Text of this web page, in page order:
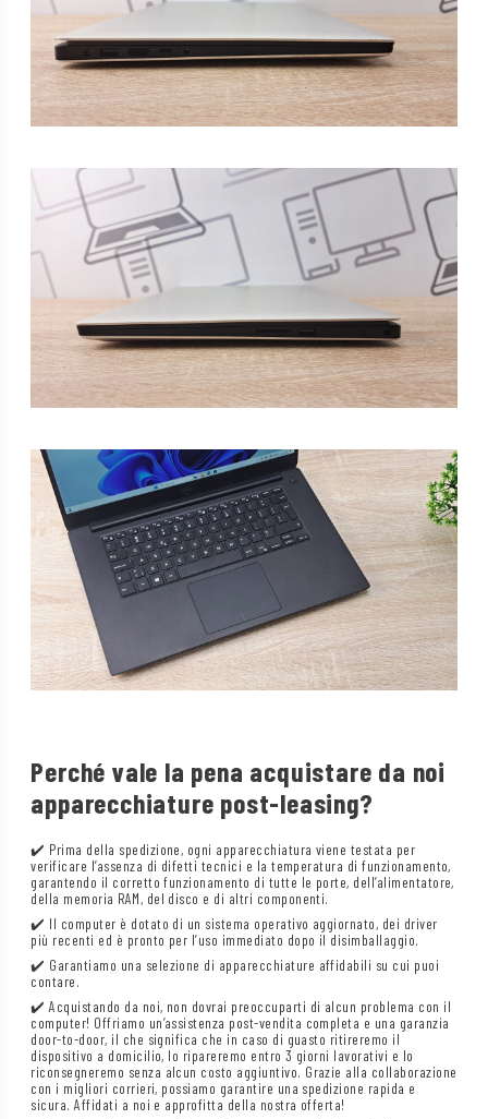
Perché vale la pena acquistare da noi
apparecchiature post-leasing?
✔️ Prima della spedizione, ogni apparecchiatura viene testata per
verificare l’assenza di difetti tecnici e la temperatura di funzionamento,
garantendo il corretto funzionamento di tutte le porte, dell’alimentatore,
della memoria RAM, del disco e di altri componenti.
✔️ Il computer è dotato di un sistema operativo aggiornato, dei driver
più recenti ed è pronto per l’uso immediato dopo il disimballaggio.
✔️ Garantiamo una selezione di apparecchiature affidabili su cui puoi
contare.
✔️ Acquistando da noi, non dovrai preoccuparti di alcun problema con il
computer! Offriamo un’assistenza post-vendita completa e una garanzia
door-to-door, il che significa che in caso di guasto ritireremo il
dispositivo a domicilio, lo ripareremo entro 3 giorni lavorativi e lo
riconsegneremo senza alcun costo aggiuntivo. Grazie alla collaborazione
con i migliori corrieri, possiamo garantire una spedizione rapida e
sicura. Affidati a noi e approfitta della nostra offerta!